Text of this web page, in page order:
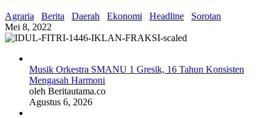
Agraria Berita Daerah Ekonomi Headline
Sorotan
Mei 8, 2022
Musik Orkestra SMANU 1 Gresik, 16 Tahun Konsisten
Mengasah Harmoni
oleh Beritautama.co
Agustus 6, 2026